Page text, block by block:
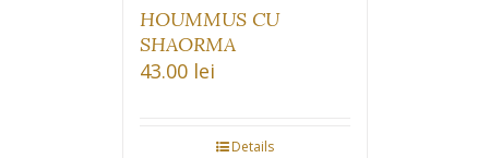
HOUMMUS CU
SHAORMA
43.00 lei
Details